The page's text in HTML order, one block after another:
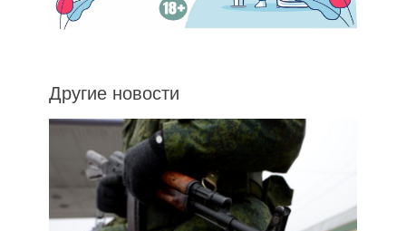
Другие новости